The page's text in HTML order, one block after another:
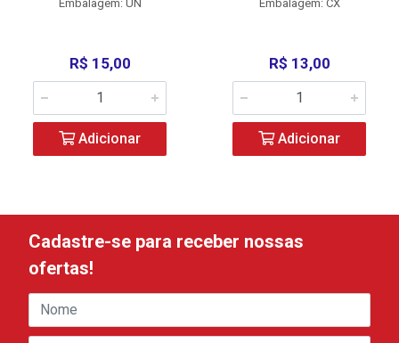
Embalagem: UN
R$ 15,00
Adicionar
Embalagem: CX
R$ 13,00
Adicionar
Cadastre-se para receber nossas
ofertas!